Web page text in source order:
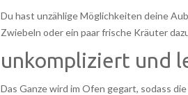
Du hast unzählige Möglichkeiten deine
Zwiebeln oder ein paar frische Kräuter
unkompliziert und
Das Ganze wird im Ofen gegart, sodass